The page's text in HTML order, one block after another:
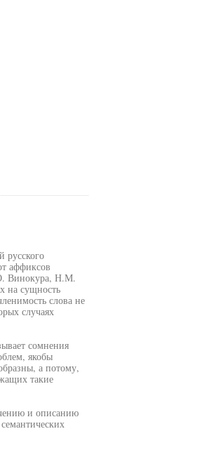
русского
аффиксов
Винокура, Н.М.
на сущность
слова не
случаях
сомнения
якобы
а потому,
такие
и описанию